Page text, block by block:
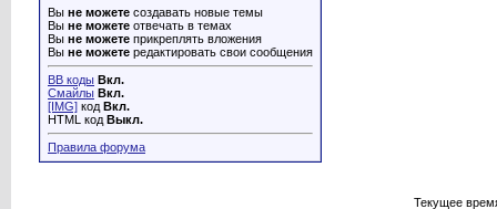
Вы не можете создавать новые темы
Вы не можете отвечать в темах
Вы не можете прикреплять вложения
Вы не можете редактировать свои сообщения
BB коды Вкл.
Смайлы Вкл.
[IMG] код Вкл.
HTML код Выкл.
Правила форума
Текущее